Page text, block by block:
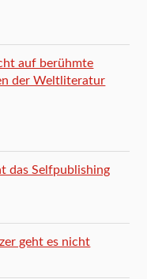
auf berühmte
der Weltliteratur
das Selfpublishing
geht es nicht